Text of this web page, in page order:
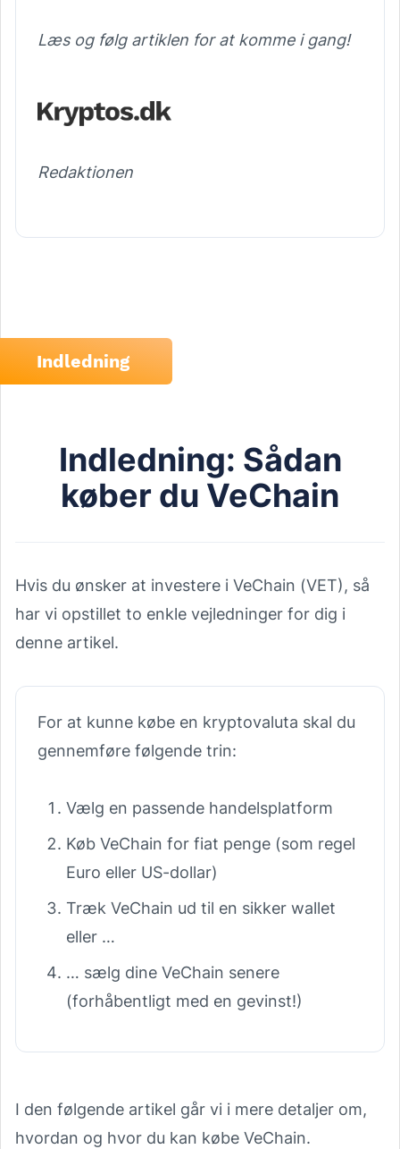
Læs og følg artiklen for at komme i gang!
Redaktionen
Indledning
Indledning: Sådan
køber du VeChain
Hvis du ønsker at investere i VeChain (VET), så
har vi opstillet to enkle vejledninger for dig i
denne artikel.
For at kunne købe en kryptovaluta skal du
gennemføre følgende trin:
Vælg en passende handelsplatform
Køb VeChain for fiat penge (som regel
Euro eller US-dollar)
Træk VeChain ud til en sikker wallet
eller …
… sælg dine VeChain senere
(forhåbentligt med en gevinst!)
I den følgende artikel går vi i mere detaljer om,
hvordan og hvor du kan købe VeChain.